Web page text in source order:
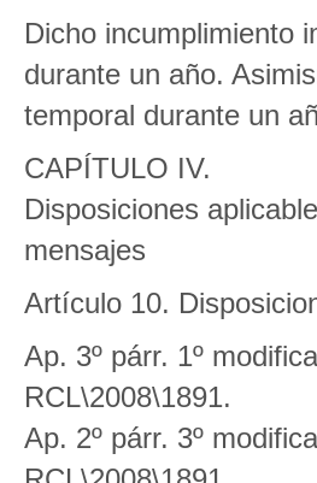
Dicho incumplimiento
durante un año.
temporal durante un
CAPÍTULO IV.
Disposiciones
mensajes
Artículo 10.
Ap. 3º párr. 1º
RCL\2008\1891.
Ap. 2º párr. 3º